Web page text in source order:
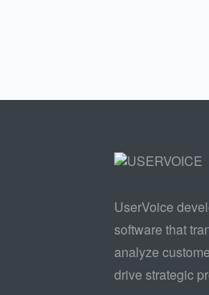
UserVoice
software that
analyze
drive strategic